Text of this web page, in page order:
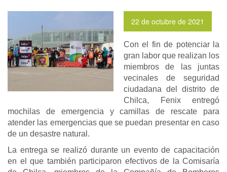
Previous Next
22 de octubre de 2021
Con el fin de potenciar la
gran labor que realizan los
miembros de las juntas
vecinales de seguridad
ciudadana del distrito de
Chilca, Fenix entregó
mochilas de emergencia y camillas de rescate para
atender las emergencias que se puedan presentar en caso
de un desastre natural.
La entrega se realizó durante un evento de capacitación
en el que también participaron efectivos de la Comisaría